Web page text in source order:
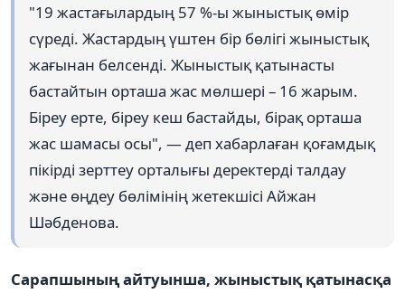
"19 жастағылардың 57 %-ы жыныстық өмір
сүреді. Жастардың үштен бір бөлігі жыныстық
жағынан белсенді. Жыныстық қатынасты
бастайтын орташа жас мөлшері – 16 жарым.
Біреу ерте, біреу кеш бастайды, бірақ орташа
жас шамасы осы", — деп хабарлаған қоғамдық
пікірді зерттеу орталығы деректерді талдау
және өңдеу бөлімінің жетекшісі Айжан
Шәбденова.
Сарапшының айтуынша, жыныстық қатынасқа